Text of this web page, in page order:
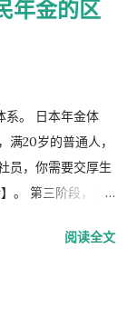
年金的区
系。 日本年金体
20岁的普通人，
员，你需要交厚生
。 第三阶段，究
业者，自营业者，
阅读全文